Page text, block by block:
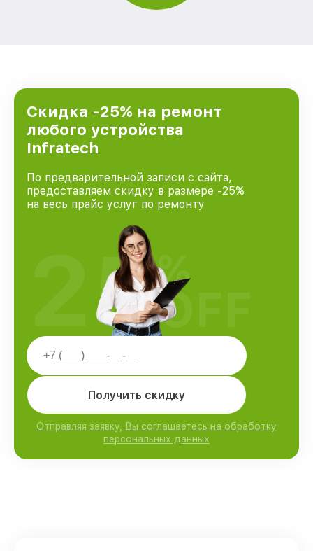
Скидка -25% на ремонт
любого устройства
Infratech
По предварительной записи с сайта,
предоставляем скидку в размере -25%
на весь прайс услуг по ремонту
Получить скидку
Отправляя заявку, Вы соглашаетесь на обработку
персональных данных
25%
OFF